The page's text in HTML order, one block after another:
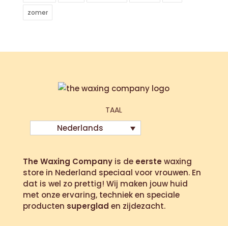
zomer
TAAL
Nederlands
The Waxing Companyis de eerste waxing
store in Nederland speciaal voor vrouwen. En
dat is wel zo prettig! Wij maken jouw huid
met onze ervaring, techniek en speciale
producten superglad en zijdezacht.